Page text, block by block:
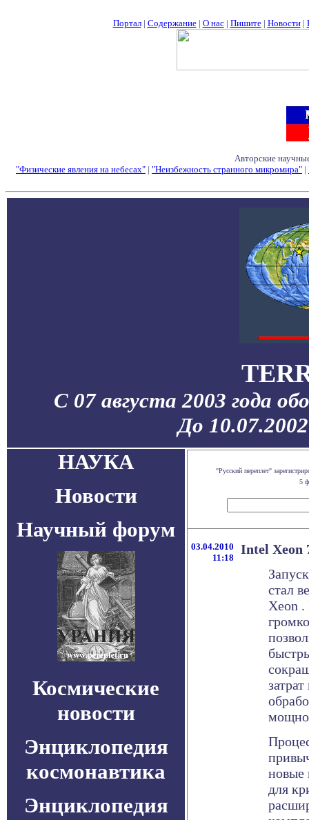
Портал| Содержание| О нас| Пишите| Новости|
Авторские
"Физические явления на небесах" | "Неизбежность странного микромира" |
С 07 августа 2003 года
До
НАУКА
Новости
Научный форум
Космические
новости
Энциклопедия
космонавтика
Энциклопедия
"Русский переплет"
5
03.04.2010
11:18
Intel Xeon
стал
Xeon .
новые
для